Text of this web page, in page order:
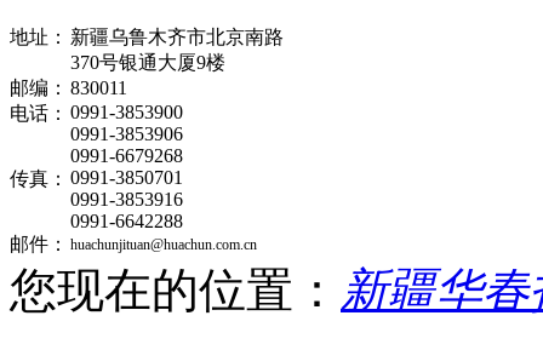
地址： 新疆乌鲁木齐市北京南路
370号银通大厦9楼
邮编： 830011
电话： 0991-3853900
0991-3853906
0991-6679268
传真： 0991-3850701
0991-3853916
0991-6642288
邮件：
huachunjituan@huachun.com.cn
您现在的位置： 新疆华